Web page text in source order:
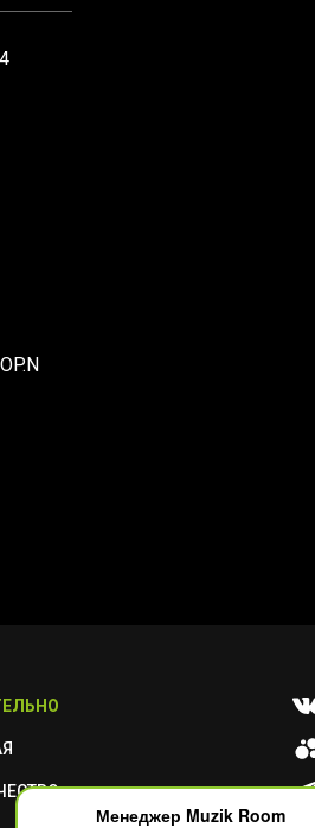
Менеджер Muzik Room